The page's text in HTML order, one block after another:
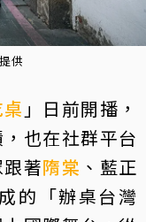
供
」日前開播，
也在社群平台
著隋棠 、藍正
的「辦桌台灣